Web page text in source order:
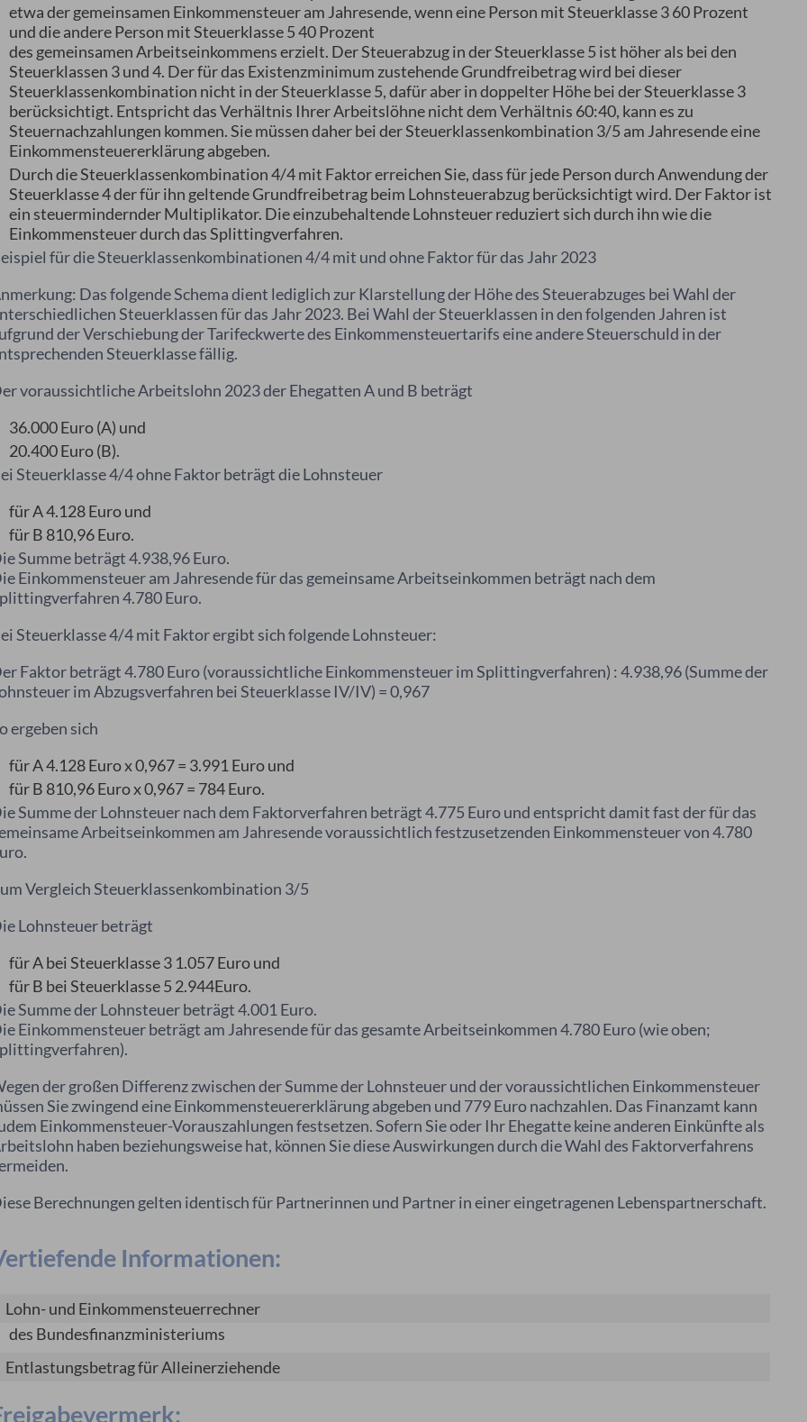
etwa der gemeinsamen Einkommensteuer am Jahresende, wenn eine Person mit Steuerklasse 3 60 Prozent
und die andere Person mit Steuerklasse 5 40 Prozent
des gemeinsamen Arbeitseinkommens erzielt. Der Steuerabzug in der Steuerklasse 5 ist höher als bei den
Steuerklassen 3 und 4. Der für das Existenzminimum zustehende Grundfreibetrag wird bei dieser
Steuerklassenkombination nicht in der Steuerklasse 5, dafür aber in doppelter Höhe bei der Steuerklasse 3
berücksichtigt. Entspricht das Verhältnis Ihrer Arbeitslöhne nicht dem Verhältnis 60:40, kann es zu
Steuernachzahlungen kommen. Sie müssen daher bei der Steuerklassenkombination 3/5 am Jahresende eine
Einkommensteuererklärung abgeben.
Durch die Steuerklassenkombination 4/4 mit Faktor erreichen Sie, dass für jede Person durch Anwendung der
Steuerklasse 4 der für ihn geltende Grundfreibetrag beim Lohnsteuerabzug berücksichtigt wird. Der Faktor ist
ein steuermindernder Multiplikator. Die einzubehaltende Lohnsteuer reduziert sich durch ihn wie die
Einkommensteuer durch das Splittingverfahren.
für die Steuerklassenkombinationen 4/4 mit und ohne Faktor für das Jahr 2023
Das folgende Schema dient lediglich zur Klarstellung der Höhe des Steuerabzuges bei Wahl der
Steuerklassen für das Jahr 2023. Bei Wahl der Steuerklassen in den folgenden Jahren ist
der Verschiebung der Tarifeckwerte des Einkommensteuertarifs eine andere Steuerschuld in der
Steuerklasse fällig.
voraussichtliche Arbeitslohn 2023 der Ehegatten A und B beträgt
36.000 Euro (A) und
20.400 Euro (B).
Steuerklasse 4/4 ohne Faktor beträgt die Lohnsteuer
für A 4.128 Euro und
für B 810,96 Euro.
Summe beträgt 4.938,96 Euro.
Einkommensteuer am Jahresende für das gemeinsame Arbeitseinkommen beträgt nach dem
4.780 Euro.
Steuerklasse 4/4 mit Faktor ergibt sich folgende Lohnsteuer:
Faktor beträgt 4.780 Euro (voraussichtliche Einkommensteuer im Splittingverfahren) : 4.938,96 (Summe der
im Abzugsverfahren bei Steuerklasse IV/IV) = 0,967
ergeben sich
für A 4.128 Euro x 0,967 = 3.991 Euro und
für B 810,96 Euro x 0,967 = 784 Euro.
Summe der Lohnsteuer nach dem Faktorverfahren beträgt 4.775 Euro und entspricht damit fast der für das
Arbeitseinkommen am Jahresende voraussichtlich festzusetzenden Einkommensteuer von 4.780
Vergleich Steuerklassenkombination 3/5
Lohnsteuer beträgt
für A bei Steuerklasse 3 1.057 Euro und
für B bei Steuerklasse 5 2.944Euro.
Summe der Lohnsteuer beträgt 4.001 Euro.
Einkommensteuer beträgt am Jahresende für das gesamte Arbeitseinkommen 4.780 Euro (wie oben;
der großen Differenz zwischen der Summe der Lohnsteuer und der voraussichtlichen Einkommensteuer
Sie zwingend eine Einkommensteuererklärung abgeben und 779 Euro nachzahlen. Das Finanzamt kann
Einkommensteuer-Vorauszahlungen festsetzen. Sofern Sie oder Ihr Ehegatte keine anderen Einkünfte als
haben beziehungsweise hat, können Sie diese Auswirkungen durch die Wahl des Faktorverfahrens
Berechnungen gelten identisch für Partnerinnen und Partner in einer eingetragenen Lebenspartnerschaft.
Informationen:
Lohn- und Einkommensteuerrechner
des Bundesfinanzministeriums
Entlastungsbetrag für Alleinerziehende